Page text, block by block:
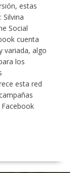
estas
Social
cuenta
variada, algo
los
esta red